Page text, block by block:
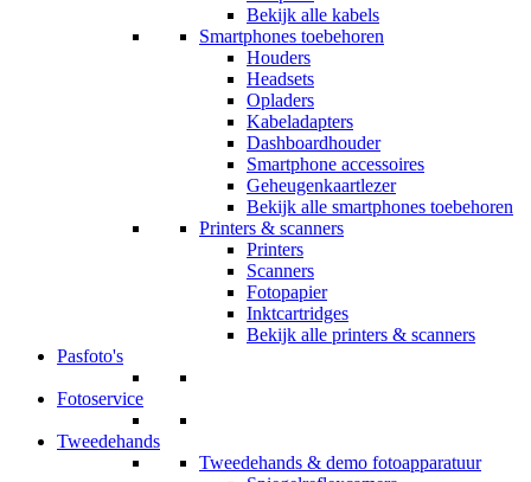
Bekijk alle kabels
Smartphones toebehoren
Houders
Headsets
Opladers
Kabeladapters
Dashboardhouder
Smartphone accessoires
Geheugenkaartlezer
Bekijk alle smartphones toebehoren
Printers & scanners
Printers
Scanners
Fotopapier
Inktcartridges
Bekijk alle printers & scanners
Pasfoto's
Fotoservice
Tweedehands
Tweedehands & demo fotoapparatuur